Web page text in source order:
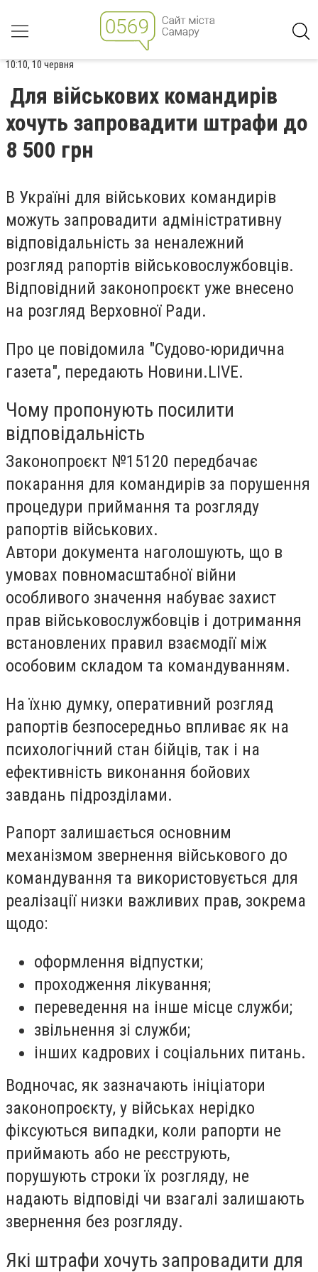
10:10, 10 червня
Для військових командирів
хочуть запровадити штрафи до
8 500 грн
В Україні для військових командирів
можуть запровадити адміністративну
відповідальність за неналежний
розгляд рапортів військовослужбовців.
Відповідний законопроєкт уже внесено
на розгляд Верховної Ради.
Про це повідомила "Судово-юридична
газета", передають Новини.LIVE.
Чому пропонують посилити
відповідальність
Законопроєкт №15120 передбачає
покарання для командирів за порушення
процедури приймання та розгляду
рапортів військових.
Автори документа наголошують, що в
умовах повномасштабної війни
особливого значення набуває захист
прав військовослужбовців і дотримання
встановлених правил взаємодії між
особовим складом та командуванням.
На їхню думку, оперативний розгляд
рапортів безпосередньо впливає як на
психологічний стан бійців, так і на
ефективність виконання бойових
завдань підрозділами.
Рапорт залишається основним
механізмом звернення військового до
командування та використовується для
реалізації низки важливих прав, зокрема
щодо:
оформлення відпустки;
проходження лікування;
переведення на інше місце служби;
звільнення зі служби;
інших кадрових і соціальних питань.
Водночас, як зазначають ініціатори
законопроєкту, у військах нерідко
фіксуються випадки, коли рапорти не
приймають або не реєструють,
порушують строки їх розгляду, не
надають відповіді чи взагалі залишають
звернення без розгляду.
Які штрафи хочуть запровадити для